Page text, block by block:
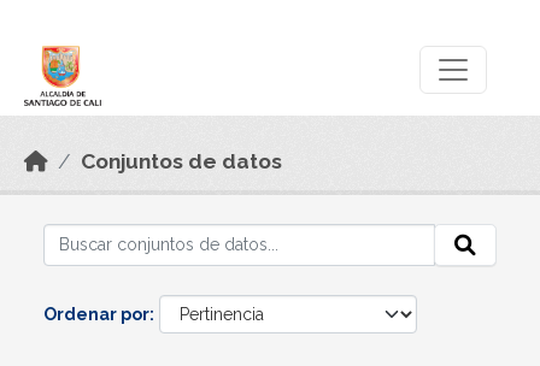
Conjuntos de datos
Ordenar por